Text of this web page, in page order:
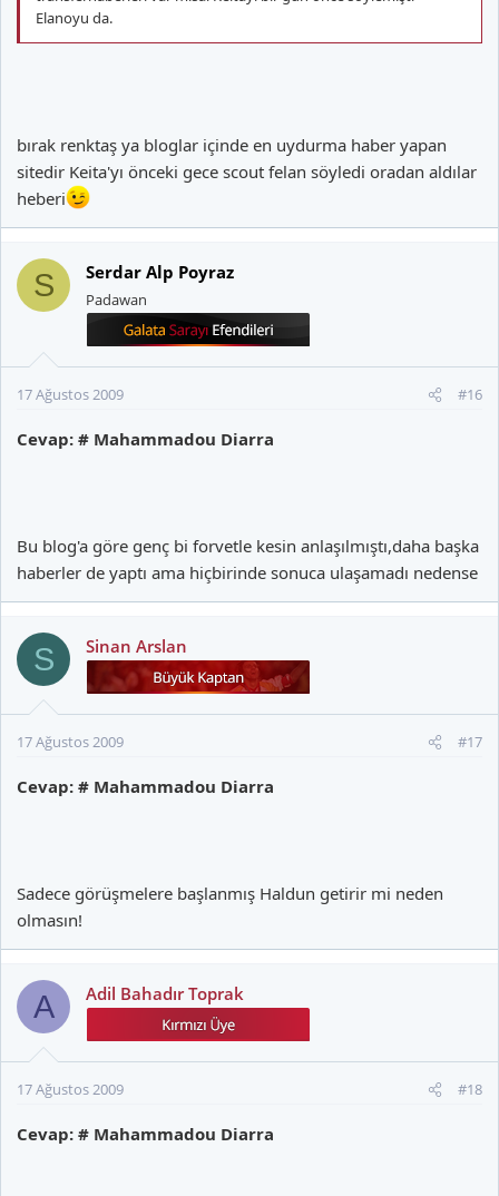
Elanoyu da.
bırak renktaş ya bloglar içinde en uydurma haber yapan
sitedir Keita'yı önceki gece scout felan söyledi oradan aldılar
heberi
S Serdar Alp Poyraz
Padawan
17 Ağustos 2009 #16
Cevap: # Mahammadou Diarra
Bu blog'a göre genç bi forvetle kesin anlaşılmıştı,daha başka
haberler de yaptı ama hiçbirinde sonuca ulaşamadı nedense
S Sinan Arslan
17 Ağustos 2009 #17
Cevap: # Mahammadou Diarra
Sadece görüşmelere başlanmış Haldun getirir mi neden
olmasın!
A Adil Bahadır Toprak
17 Ağustos 2009 #18
Cevap: # Mahammadou Diarra